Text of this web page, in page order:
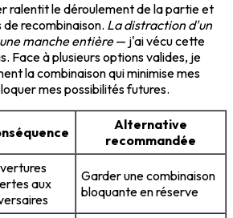
ralentit le déroulement de la partie et
recombinaison. La distraction d'un
manche entière— j'ai vécu cette
Face à plusieurs options valides, je
la combinaison qui minimise mes
mes possibilités futures.
Alternative
recommandée
aux
Garder une combinaison
bloquante en réserve